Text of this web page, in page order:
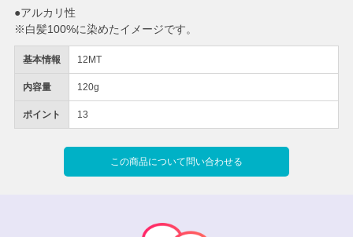
基本情報 12MT
内容量 120g
ポイント 13
この商品について問い合わせる
●アルカリ性
※白髪100%に染めたイメージです。